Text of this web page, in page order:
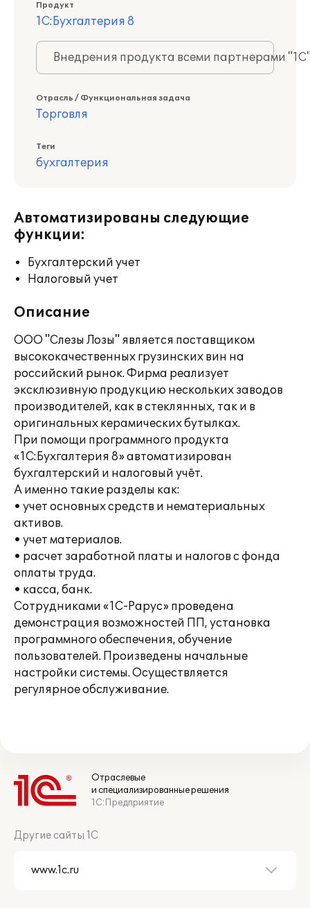
Продукт
1С:Бухгалтерия 8
Внедрения продукта всеми партнерами
Отрасль / Функциональная задача
Торговля
Теги
бухгалтерия
Автоматизированы следующие
функции:
Бухгалтерский учет
Налоговый учет
Описание
ООО "Слезы Лозы" является поставщиком
высококачественных грузинских вин на
российский рынок. Фирма реализует
эксклюзивную продукцию нескольких заводов
производителей, как в стеклянных, так и в
оригинальных керамических бутылках.
При помощи программного продукта
«1С:Бухгалтерия 8» автоматизирован
бухгалтерский и налоговый учёт.
А именно такие разделы как:
• учет основных средств и нематериальных
активов.
• учет материалов.
• расчет заработной платы и налогов с фонда
оплаты труда.
• касса, банк.
Сотрудниками «1С-Рарус» проведена
демонстрация возможностей ПП, установка
программного обеспечения, обучение
пользователей. Произведены начальные
настройки системы. Осуществляется
регулярное обслуживание.
Отраслевые
и специализированные решения
1С:Предприятие
Другие сайты 1С